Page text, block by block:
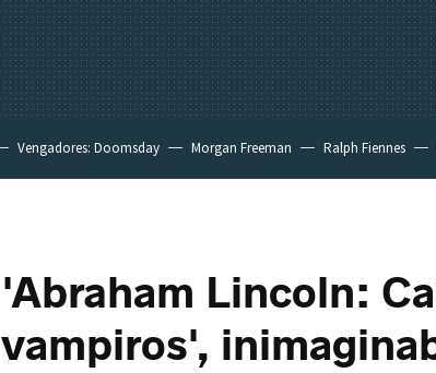
Vengadores: Doomsday Morgan Freeman Ralph Fiennes
'Abraham Lincoln:
vampiros',